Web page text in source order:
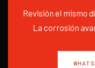
Revisión el mismo
La corrosión